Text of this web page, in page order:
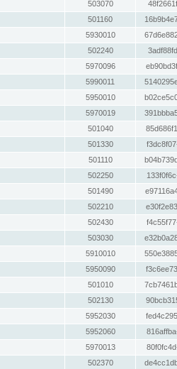
503070
501160
5930010
502240
5970096
5990011
5950010
5970019
501040
501330
501110
502250
501490
502210
502430
503030
5910010
5950090
501010
502130
5952030
5952060
5970013
502370